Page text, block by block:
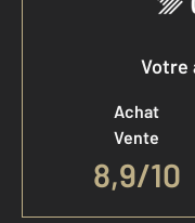
Votre
Achat
Vente
8,9/10